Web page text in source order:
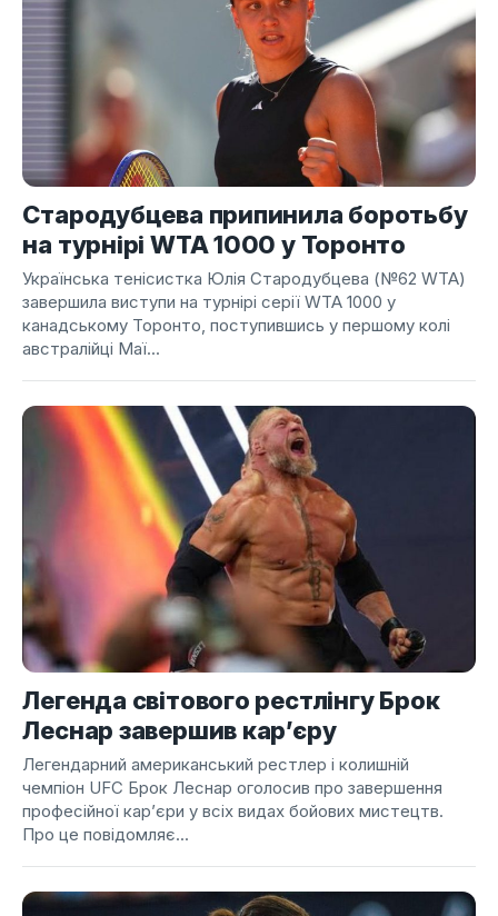
Стародубцева припинила боротьбу
на турнірі WTA 1000 у Торонто
Українська тенісистка Юлія Стародубцева (№62 WTA)
завершила виступи на турнірі серії WTA 1000 у
канадському Торонто, поступившись у першому колі
австралійці Маї...
Легенда світового рестлінгу Брок
Леснар завершив кар’єру
Легендарний американський рестлер і колишній
чемпіон UFC Брок Леснар оголосив про завершення
професійної кар’єри у всіх видах бойових мистецтв.
Про це повідомляє...